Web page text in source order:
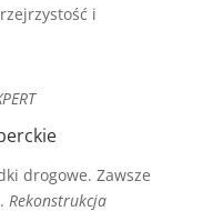
i
drogowe. Zawsze
Rekonstrukcja